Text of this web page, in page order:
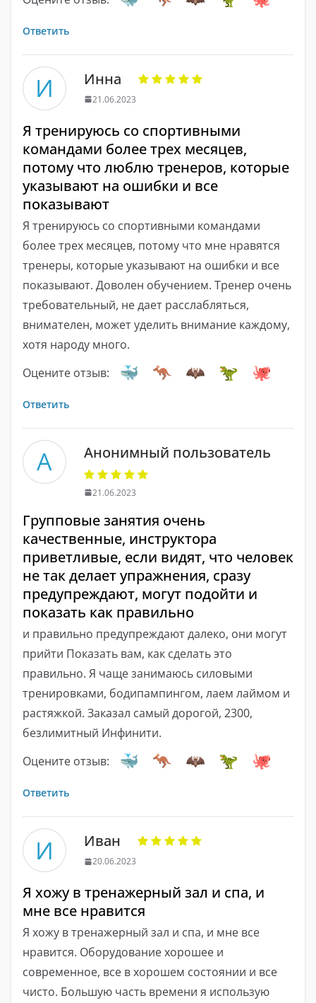
Ответить
И Инна
21.06.2023
Я тренируюсь со спортивными
командами более трех месяцев,
потому что люблю тренеров, которые
указывают на ошибки и все
показывают
Я тренируюсь со спортивными командами
более трех месяцев, потому что мне нравятся
тренеры, которые указывают на ошибки и все
показывают. Доволен обучением. Тренер очень
требовательный, не дает расслабляться,
внимателен, может уделить внимание каждому,
хотя народу много.
Оцените отзыв:
Ответить
А Анонимный пользователь
21.06.2023
Групповые занятия очень
качественные, инструктора
приветливые, если видят, что человек
не так делает упражнения, сразу
предупреждают, могут подойти и
показать как правильно
и правильно предупреждают далеко, они могут
прийти Показать вам, как сделать это
правильно. Я чаще занимаюсь силовыми
тренировками, бодипампингом, лаем лаймом и
растяжкой. Заказал самый дорогой, 2300,
безлимитный Инфинити.
Оцените отзыв:
Ответить
И Иван
20.06.2023
Я хожу в тренажерный зал и спа, и
мне все нравится
Я хожу в тренажерный зал и спа, и мне все
нравится. Оборудование хорошее и
современное, все в хорошем состоянии и все
чисто. Большую часть времени я использую